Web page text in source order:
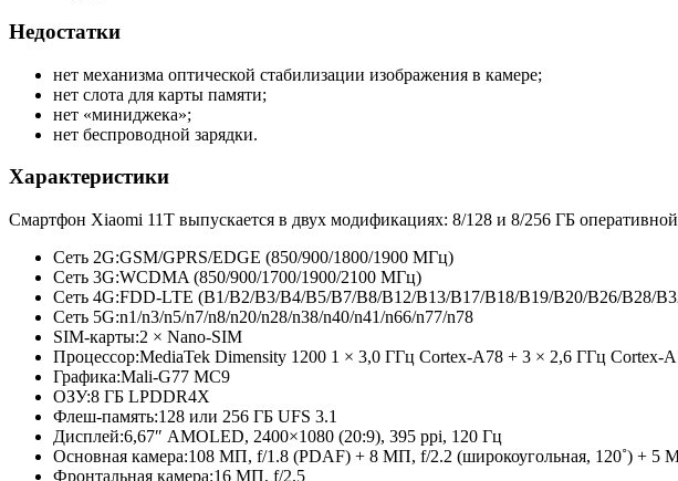
Недостатки
нет механизма оптической стабилизации изображения в камере;
нет слота для карты памяти;
нет «миниджека»;
нет беспроводной зарядки.
Характеристики
Смартфон Xiaomi 11T выпускается в двух модификациях: 8/128 и 8/256 ГБ
Сеть 2G:GSM/GPRS/EDGE (850/900/1800/1900 МГц)
Сеть 3G:WCDMA (850/900/1700/1900/2100 МГц)
Сеть 4G:FDD-LTE (B1/B2/B3/B4/B5/B7/B8/B12/B13/B17/B18/B19/B20/B26/B28/
Сеть 5G:n1/n3/n5/n7/n8/n20/n28/n38/n40/n41/n66/n77/n78
SIM-карты:2 × Nano-SIM
Процессор:MediaTek Dimensity 1200 1 × 3,0 ГГц Cortex-A78 + 3 × 2,6 ГГц Cortex-
Графика:Mali-G77 MC9
ОЗУ:8 ГБ LPDDR4X
Флеш-память:128 или 256 ГБ UFS 3.1
Дисплей:6,67″ AMOLED, 2400×1080 (20:9), 395 ppi, 120 Гц
Основная камера:108 МП, f/1.8 (PDAF) + 8 МП, f/2.2 (широкоугольная, 120˚) + 5
Фронтальная камера:16 МП, f/2.5